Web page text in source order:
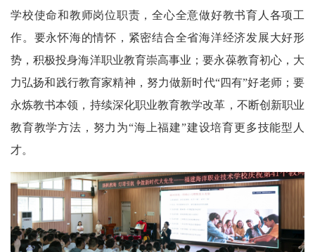
学校使命和教师岗位职责，全心全意做好教书育人各项工
作。要永怀海的情怀，紧密结合全省海洋经济发展大好形
势，积极投身海洋职业教育崇高事业；要永葆教育初心，大
力弘扬和践行教育家精神，努力做新时代“四有”好老师；要
永炼教书本领，持续深化职业教育教学改革，不断创新职业
教育教学方法，努力为“海上福建”建设培育更多技能型人
才。